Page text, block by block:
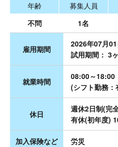
年齢
募集人員
不問
1名
雇用期間
2026年07月
試用期間： 3
就業時間
08:00～18:00
(シフト勤務：
休日
週休2日制(完
有休(初年度)
加入保険など 労災